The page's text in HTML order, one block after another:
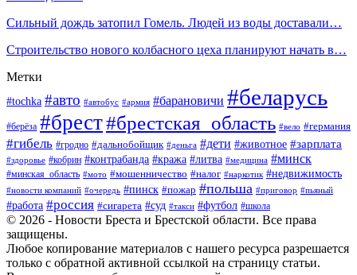
Сильный дождь затопил Гомель. Людей из воды доставали…
Строительство нового колбасного цеха планируют начать в…
Метки
#tochka #авто #автобус #армия #барановичи #беларусь
#берёза #брест#брестская_область #вело #германия
#гибель #гродно #дальнобойщик #деньга #дети #животное #зарплата
#здоровье #кобрин #контрабанда #кража #литва #медицина #минск
#минская_область #мото #мошенничество #налог #наркотик #недвижимость
#новости компаний #очередь #пинск #пожар #польша #приговор #пьяный
#работа #россия #сигарета #суд #такси #футбол #школа
© 2026 - Новости Бреста и Брестской области. Все права
защищены.
Любое копирование материалов с нашего ресурса разрешается
только с обратной активной ссылкой на страницу статьи.